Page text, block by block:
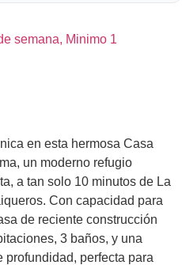
semana, Minimo 1
en esta hermosa Casa
un moderno refugio
a tan solo 10 minutos de La
Con capacidad para
de reciente construcción
3 baños, y una
profundidad, perfecta para